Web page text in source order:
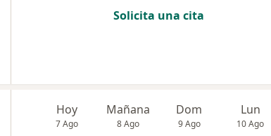
Solicita una cita
Hoy
7 Ago
Mañana
8 Ago
Dom
9 Ago
Lun
10 Ago